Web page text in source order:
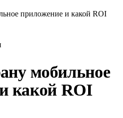
приложение и какой ROI
мобильное
какой ROI